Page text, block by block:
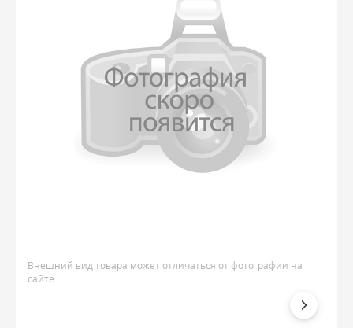
Внешний вид товара может отличаться от фотографии на
сайте